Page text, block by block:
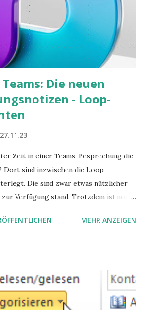
Die neuen
- Loop-
27.11.23
Zeit in einer Teams-Besprechung die
Dort sind inzwischen die Loop-
Die sind zwar etwas nützlicher
zur Verfügung stand. Trotzdem ist noch
ein erster, kritischer Blick auf das was
MEHR ANZEIGEN